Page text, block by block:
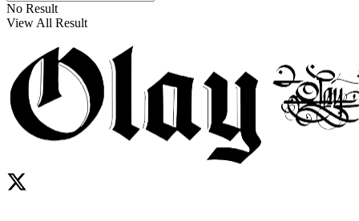
No Result
View All Result